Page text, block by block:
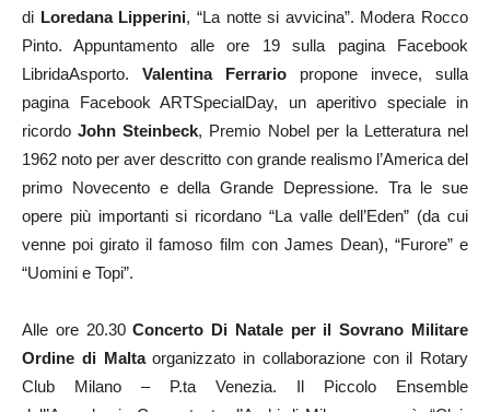
di Loredana Lipperini, “La notte si avvicina”. Modera Rocco
Pinto. Appuntamento alle ore 19 sulla pagina Facebook
LibridaAsporto. Valentina Ferrario propone invece, sulla
pagina Facebook ARTSpecialDay, un aperitivo speciale in
ricordoJohn Steinbeck, Premio Nobel per la Letteratura nel
1962 noto per aver descritto con grande realismo l’America del
primo Novecento e della Grande Depressione. Tra le sue
opere più importanti si ricordano “La valle dell’Eden” (da cui
venne poi girato il famoso film con James Dean), “Furore” e
“Uomini e Topi”.
Alle ore 20.30Concerto Di Natale per il Sovrano Militare
Ordine di Maltaorganizzato in collaborazione con il Rotary
Club Milano – P.ta Venezia. Il Piccolo Ensemble